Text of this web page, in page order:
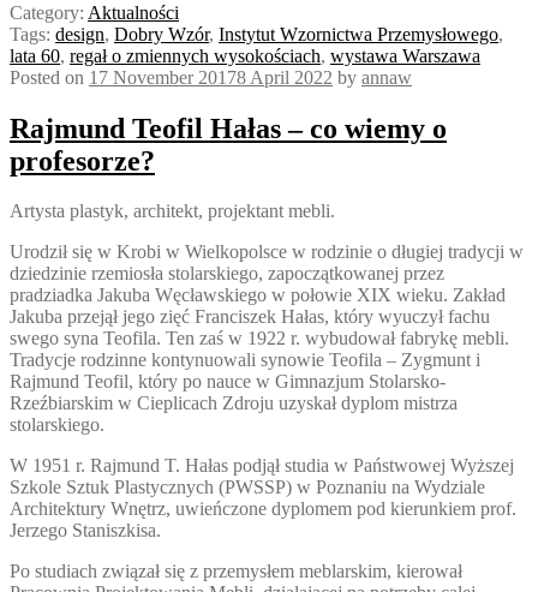
Category: Aktualności
Tags: design, Dobry Wzór, Instytut Wzornictwa Przemysłowego,
lata 60, regał o zmiennych wysokościach, wystawa Warszawa
Posted on 17 November 20178 April 2022 by annaw
Rajmund Teofil Hałas – co wiemy o
profesorze?
Artysta plastyk, architekt, projektant mebli.
Urodził się w Krobi w Wielkopolsce w rodzinie o długiej tradycji w
dziedzinie rzemiosła stolarskiego, zapoczątkowanej przez
pradziadka Jakuba Węcławskiego w połowie XIX wieku. Zakład
Jakuba przejął jego zięć Franciszek Hałas, który wyuczył fachu
swego syna Teofila. Ten zaś w 1922 r. wybudował fabrykę mebli.
Tradycje rodzinne kontynuowali synowie Teofila – Zygmunt i
Rajmund Teofil, który po nauce w Gimnazjum Stolarsko-
Rzeźbiarskim w Cieplicach Zdroju uzyskał dyplom mistrza
stolarskiego.
W 1951 r. Rajmund T. Hałas podjął studia w Państwowej Wyższej
Szkole Sztuk Plastycznych (PWSSP) w Poznaniu na Wydziale
Architektury Wnętrz, uwieńczone dyplomem pod kierunkiem prof.
Jerzego Staniszkisa.
Po studiach związał się z przemysłem meblarskim, kierował